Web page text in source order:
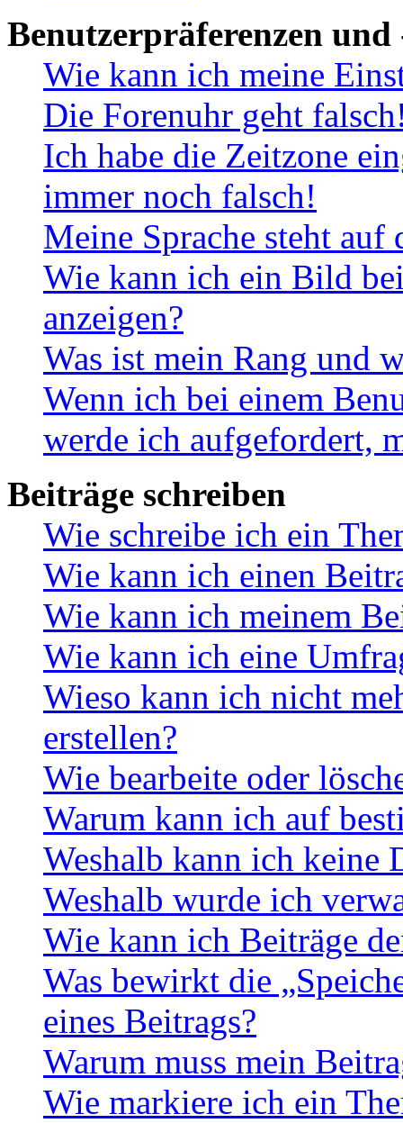
Benutzerpräferenzen und
Wie kann ich meine
Die Forenuhr geht
Ich habe die Zeitzone
immer noch falsch!
Meine Sprache steht
Wie kann ich ein Bild
anzeigen?
Was ist mein Rang und
Wenn ich bei einem
werde ich aufgefordert,
Beiträge schreiben
Wie schreibe ich ein
Wie kann ich einen
Wie kann ich meinem
Wie kann ich eine
Wieso kann ich nicht
erstellen?
Wie bearbeite oder
Warum kann ich auf
Weshalb kann ich keine
Weshalb wurde ich
Wie kann ich Beiträge
Was bewirkt die
eines Beitrags?
Warum muss mein
Wie markiere ich ein